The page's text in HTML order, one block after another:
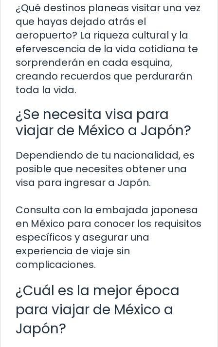
¿Qué destinos planeas visitar una vez
que hayas dejado atrás el
aeropuerto? La riqueza cultural y la
efervescencia de la vida cotidiana te
sorprenderán en cada esquina,
creando recuerdos que perdurarán
toda la vida.
¿Se necesita visa para
viajar de México a Japón?
Dependiendo de tu nacionalidad, es
posible que necesites obtener una
visa para ingresar a Japón.
Consulta con la embajada japonesa
en México para conocer los requisitos
específicos y asegurar una
experiencia de viaje sin
complicaciones.
¿Cuál es la mejor época
para viajar de México a
Japón?